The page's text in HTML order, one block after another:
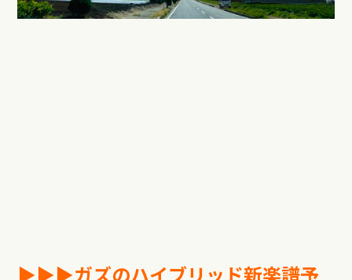
▶︎▶︎▶︎ガズのハイブリッド新楽譜予